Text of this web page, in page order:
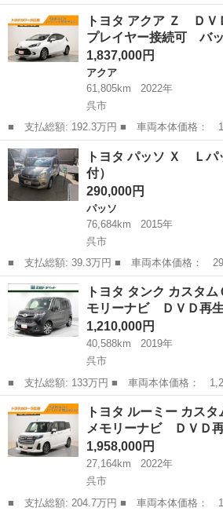
名： トヨタ ■ 車種名： ノア ■ グレー
グ メモリーナビ ＤＶＤ再生 ミュージッ
席モニター...
呉市 ノア
トヨタ アクア Ｚ Ｄ
プレイヤー接続可 バ
1,837,000円
アクア
61,805km
2022年
呉市
■ 支払総額: 192.3万円 ■ 車両本体価格： 1,837,000 円 ■ メーカ
ー名： トヨタ ■ 車種名： アクア ■ グ
再生 ミュージックプレイヤー接続可 バッ
システム...
広島 呉市 アクア
トヨタ パッソ Ｘ Ｌパ
付）
290,000円
パッソ
76,684km
2015年
呉市
■ 支払総額: 39.3万円 ■ 車両本体価格： 290,000 円 ■ メーカー
名： トヨタ ■ 車種名： パッソ ■ グレ
ージ ■ 排気量： 1000cc ■ ドア枚数：
広島 呉市 パッソ
トヨタ タンク カスタ
モリーナビ ＤＶＤ再
1,210,000円
40,588km
2019年
呉市
■ 支払総額: 133万円 ■ 車両本体価格： 1,210,000 円 ■ メーカー
名： トヨタ ■ 車種名： タンク ■ グレー
Ｔ フルセグ メモリーナビ ＤＶＤ再生 ミ
接続可 バ...
広島 呉市 トヨタ
トヨタ ルーミー カス
メモリーナビ ＤＶＤ
1,958,000円
27,164km
2022年
呉市
■ 支払総額: 204.7万円 ■ 車両本体価格： 1,958,000 円 ■ メーカ